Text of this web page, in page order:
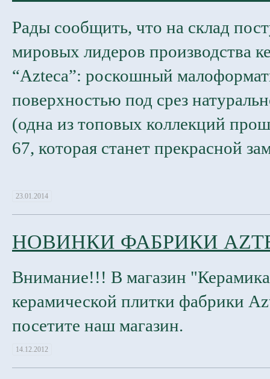
Рады сообщить, что на склад
мировых лидеров производства
“Azteca”: роскошный
поверхностью под срез
(одна из топовых коллекций
67, которая станет прекрасной
23.01.2014
НОВИНКИ ФАБРИКИ
Внимание!!! В магазин
керамической плитки фабрики
посетите наш магазин.
14.12.2012